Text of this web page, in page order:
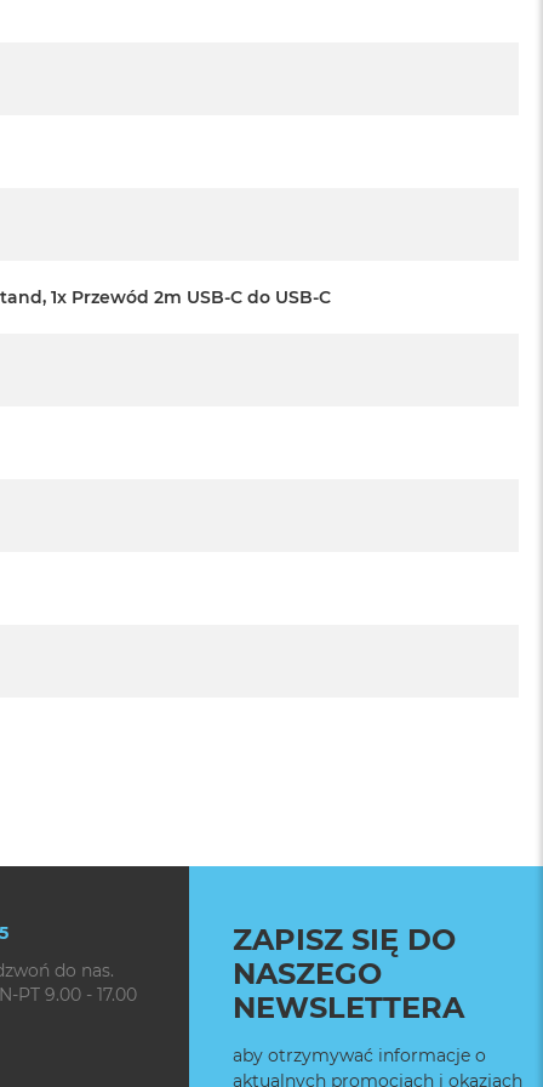
1x Przewód 2m USB-C do USB-C
ZAPISZ SIĘ DO
NASZEGO
NEWSLETTERA
aby otrzymywać informacje o
aktualnych promocjach i okazjach
do nas.
PT 9.00 - 17.00